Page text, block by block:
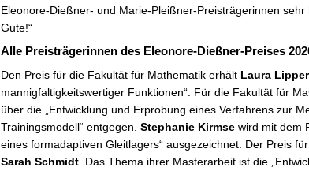
n
Eleonore-Dießner- und Marie-Pleißner-Preisträgerinnen
Gute!“
Alle Preisträgerinnen des Eleonore-Dießner-Preises
Den Preis für die Fakultät für Mathematik erhält Laura
mannigfaltigkeitswertiger Funktionen“. Für die Fakultät für
über die „Entwicklung und Erprobung eines Verfahrens zur
Trainingsmodell“ entgegen. Stephanie Kirmse wird mit dem
eines formadaptiven Gleitlagers“ ausgezeichnet. Der Preis
Sarah Schmidt . Das Thema ihrer Masterarbeit ist die „